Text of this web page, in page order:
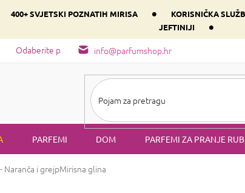
400+ SVJETSKI POZNATIH MIRISA • KORISNIČKA
JEFTINIJI
•
info@parfumshop.hr
Odaberite parfem svog srca prema dominantnoj komponenti
PARFEMI DOM PARFEMI ZA PRANJE
Naranča i grejpMirisna glina